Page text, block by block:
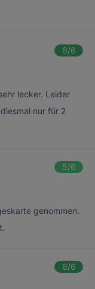
6/6
lecker. Leider
nur für 2
5/6
genommen.
6/6